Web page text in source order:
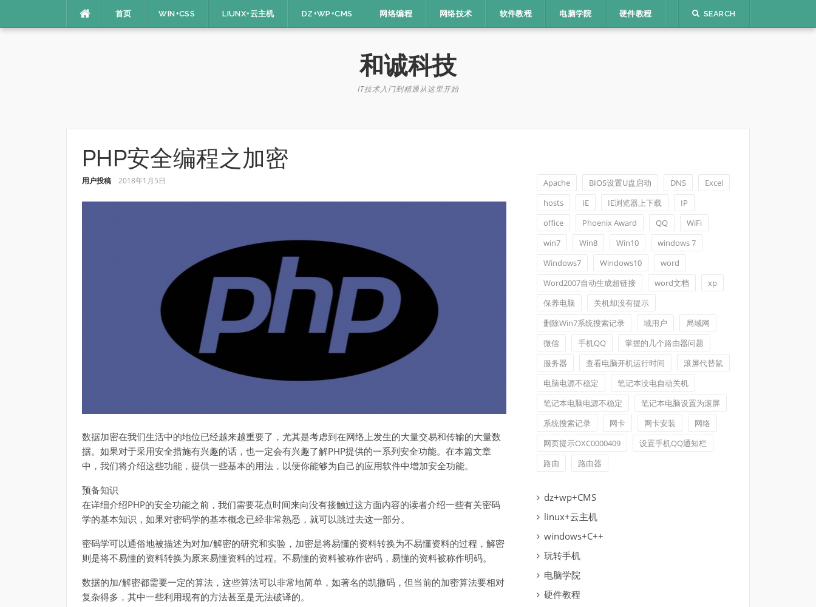
首页 WIN+CSS LIUNX+云主机 DZ+WP+CMS 网络编程 网络技术 软件教程 电脑学院 硬件教程 SEARCH
和诚科技
IT技术入门到精通从这里开始
PHP安全编程之加密
用户投稿 2018年1月5日
数据加密在我们生活中的地位已经越来越重要了，尤其是考虑到在网络上发生的大量交易和传输的大量数
据。如果对于采用安全措施有兴趣的话，也一定会有兴趣了解PHP提供的一系列安全功能。在本篇文章
中，我们将介绍这些功能，提供一些基本的用法，以便你能够为自己的应用软件中增加安全功能。
预备知识
在详细介绍PHP的安全功能之前，我们需要花点时间来向没有接触过这方面内容的读者介绍一些有关密码
学的基本知识，如果对密码学的基本概念已经非常熟悉，就可以跳过去这一部分。
密码学可以通俗地被描述为对加/解密的研究和实验，加密是将易懂的资料转换为不易懂资料的过程，解密
则是将不易懂的资料转换为原来易懂资料的过程。不易懂的资料被称作密码，易懂的资料被称作明码。
数据的加/解密都需要一定的算法，这些算法可以非常地简单，如著名的凯撒码，但当前的加密算法要相对
复杂得多，其中一些利用现有的方法甚至是无法破译的。
Apache BIOS设置U盘启动 DNS
Excel
hosts
IE IE浏览器上下载
IP
office
Phoenix Award QQ
WiFi
win7
Win8 Win10
windows 7
Windows7
Windows10
word
Word2007自动生成超链接
word文档
xp
保养电脑
关机却没有提示
删除Win7系统搜索记录
域用户
局域网
微信
手机QQ
掌握的几个路由器问题
服务器
查看电脑开机运行时间
滚屏代替鼠
电脑电源不稳定
笔记本没电自动关机
笔记本电脑电源不稳定
笔记本电脑设置为滚屏
系统搜索记录
网卡 网卡安装
网络
网页提示OXC0000409
设置手机QQ通知栏
路由
路由器
dz+wp+CMS
linux+云主机
windows+C++
玩转手机
电脑学院
硬件教程